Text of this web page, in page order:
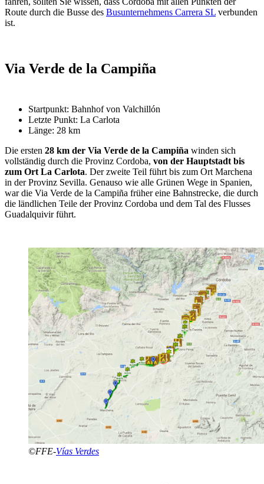
Route durch die Busse des Busunternehmens Carrera SL verbunden
ist.
Via Verde de la Campiña
Startpunkt: Bahnhof von Valchillón
Letzte Punkt: La Carlota
Länge: 28 km
Die ersten 28 km der Via Verde de la Campiña winden sich
vollständig durch die Provinz Cordoba, von der Hauptstadt bis
zum Ort La Carlota. Der zweite Teil führt bis zum Ort Marchena
in der Provinz Sevilla. Genauso wie alle Grünen Wege in Spanien,
war die Via Verde de la Campiña früher eine Bahnstrecke, die durch
die ländlichen Teile der Provinz Cordoba und dem Tal des Flusses
Guadalquivir führt.
©FFE-Vías Verdes